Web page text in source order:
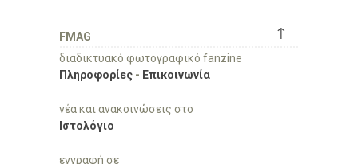
↑
FMAG
διαδικτυακό φωτογραφικό fanzine
Πληροφορίες - Επικοινωνία
νέα και ανακοινώσεις στο
Ιστολόγιο
εγγραφή σε